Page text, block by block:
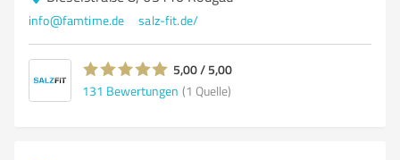
info@famtime.de salz-fit.de/
5,00 / 5,00
131 Bewertungen (1 Quelle)